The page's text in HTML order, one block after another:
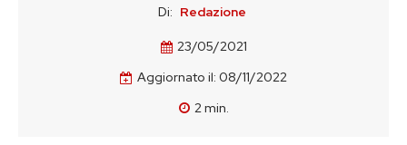
Di: Redazione
23/05/2021
Aggiornato il: 08/11/2022
2min.